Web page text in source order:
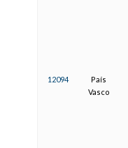
12094
País
Vasco